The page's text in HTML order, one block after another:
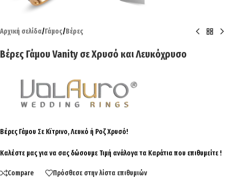
Αρχική σελίδα/Γάμος/Βέρες
Βέρες Γάμου Vanity σε Χρυσό και Λευκόχρυσο
Βέρες Γάμου Σε Κϊτρινο, Λευκό ή Ροζ Χρυσό!
Καλέστε μας για να σας δώσουμε Τιμή ανάλογα τα Καράτια που επιθυμείτε !
Compare Πρόσθεσε στην λίστα επιθυμιών